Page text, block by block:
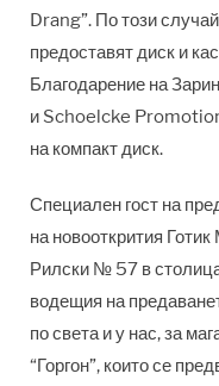
Drang”. По този
предоставят диск и
Благодарение на
и Schoelcke
на компакт диск.
Специален гост на
на новооткрития
Рилски № 57 в
водещия на
по света и у нас, за
“Горгон”, които се